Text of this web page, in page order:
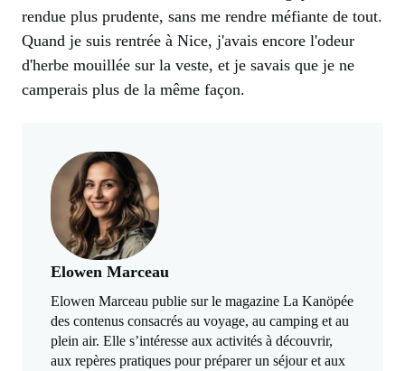
rendue plus prudente, sans me rendre méfiante de tout.
Quand je suis rentrée à Nice, j'avais encore l'odeur
d'herbe mouillée sur la veste, et je savais que je ne
camperais plus de la même façon.
Elowen Marceau
Elowen Marceau publie sur le magazine La Kanöpée
des contenus consacrés au voyage, au camping et au
plein air. Elle s’intéresse aux activités à découvrir,
aux repères pratiques pour préparer un séjour et aux